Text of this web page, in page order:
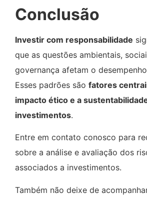
Conclusão
Investir com responsabilidade
que as questões ambientais,
governança afetam o
Esses padrões são fatores
impacto ético e a
investimentos.
Entre em contato conosco para
sobre a análise e avaliação dos
associados a investimentos.
Também não deixe de